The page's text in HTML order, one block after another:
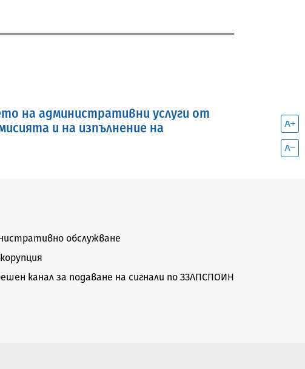
на административни услуги от
и на изпълнение на
обслужване
канал за подаване на сигнали по ЗЗЛПСПОИН